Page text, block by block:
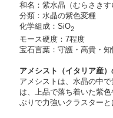
和名：紫水晶（むらさきす
分類：水晶の紫色変種
化学組成：SiO2
モース硬度：7程度
宝石言葉：守護・高貴・
アメシスト（イタリア産
アメシストは、水晶の中
は、上品で落ち着いた紫
ぶりで力強いクラスター